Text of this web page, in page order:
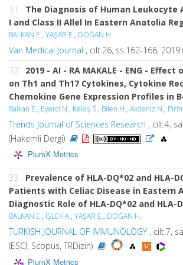
31.
The Diagnosis of Human Leukocyte
I and Class II Allel In Eastern Anatolia
BALKAN E., YAŞAR E., DOĞAN H.
Van Medıcal Journal , cilt.26, ss.162-166, 2019
32.
2019 - AI - RA MAKALE - ENG - Effect
on Th1 and Th17 Cytokines, Cytokine
Chemokine Gene Expression Profiles in
Balkan E., Eyerci N., Keleş S., Bilen H., Akdeniz N.,
Trends Journal of Sciences Research , cilt.4,
(Hakemli Dergi)
PlumX Metrics
33.
Prevalence of HLA-DQ*02 and HLA-
Patients with Celiac Disease in Eastern
Diagnostic Role of HLA-DQ*02 and HLA-
BALKAN E., İŞLEK A., YAŞAR E., DOĞAN H.
TURKISH JOURNAL OF IMMUNOLOGY , cilt.7,
(ESCI, Scopus, TRDizin)
PlumX Metrics